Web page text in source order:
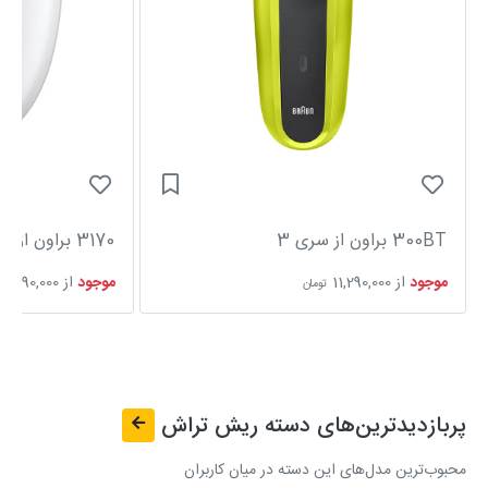
300BT براون از سری 3
موجود از11,290,000 تومان
3170 براون از سری 3 سیلک اپیل
موجود از8,790,000
پربازدیدترین‌های دسته ریش تراش
محبوب‌ترین مدل‌های این دسته در میان کاربران